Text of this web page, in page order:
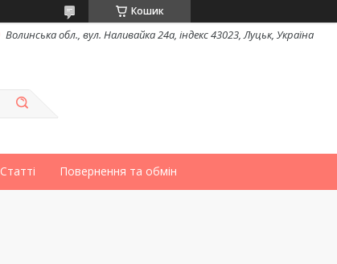
Кошик
Волинська обл., вул. Наливайка 24а, індекс 43023, Луцьк, Україна
Статті Повернення та обмін